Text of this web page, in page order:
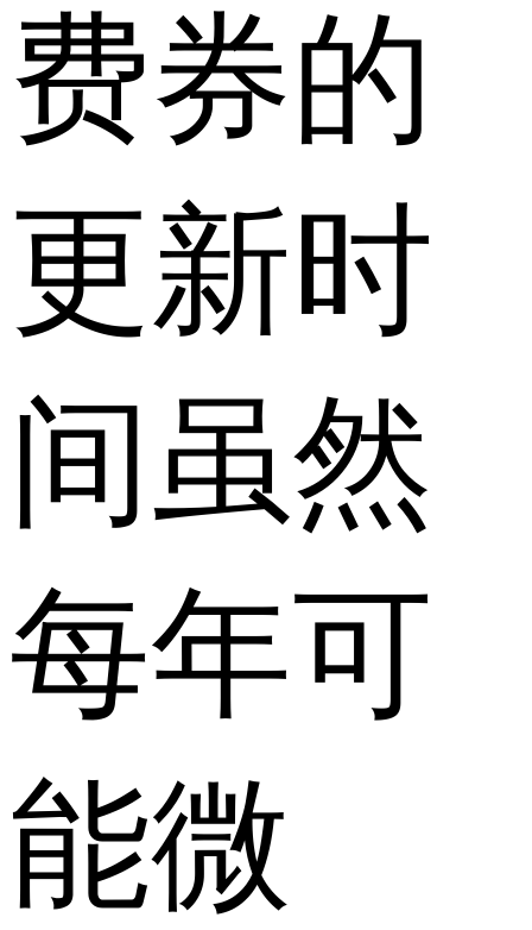
费券的
更新时
间虽然
每年可
能微